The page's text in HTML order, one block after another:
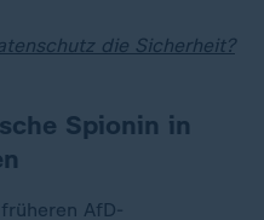
die Sicherheit?
Spionin in
AfD-